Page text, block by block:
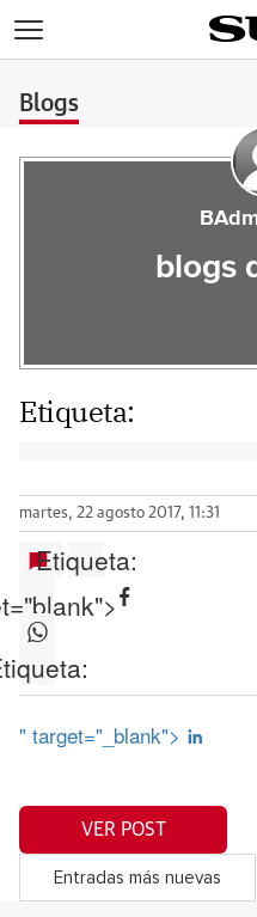
Blogs
blogs
Etiqueta:
martes, 22 agosto 2017, 11:31
Etiqueta:
" target="_blank">
VER POST
Entradas más nuevas